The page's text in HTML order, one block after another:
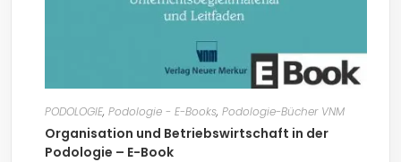
PODOLOGIE, Podologie - E-Books, Podologie-Bücher VNM
Organisation und Betriebswirtschaft in der
Podologie – E-Book